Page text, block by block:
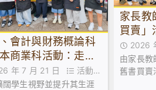
會計與財務概論科
商業科活動：走進
集創業
年 7 月 21 日
闊學生視野並提升其生涯
家長教
買賣」
2026
作,家長
由家長教
舊書買